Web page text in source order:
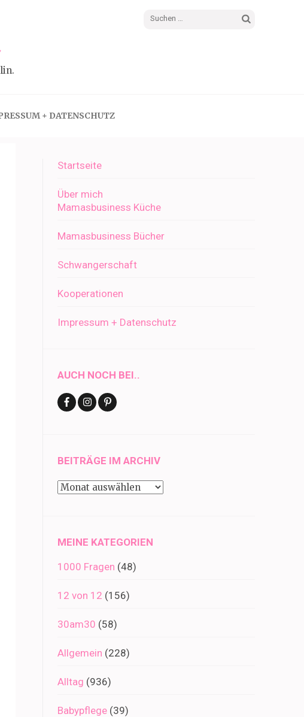
Suchen
+ DATENSCHUTZ
Startseite
Über mich
Mamasbusiness Küche
Mamasbusiness Bücher
Schwangerschaft
Kooperationen
Impressum + Datenschutz
AUCH NOCH BEI..
BEITRÄGE IM ARCHIV
Beiträge
MEINE KATEGORIEN
1000 Fragen (48)
12 von 12 (156)
30am30 (58)
Allgemein (228)
Alltag (936)
Babypflege (39)